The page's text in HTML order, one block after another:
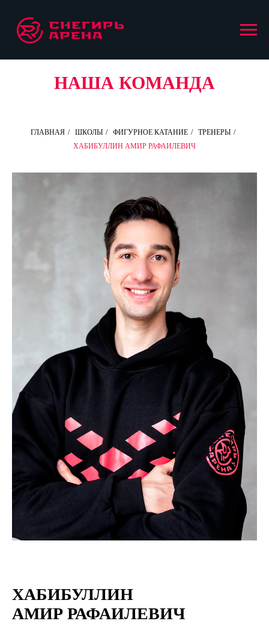
НАША КОМАНДА
ГЛАВНАЯ / ШКОЛЫ / ФИГУРНОЕ КАТАНИЕ / ТРЕНЕРЫ /
ХАБИБУЛЛИН АМИР РАФАИЛЕВИЧ
ХАБИБУЛЛИН
АМИР РАФАИЛЕВИЧ